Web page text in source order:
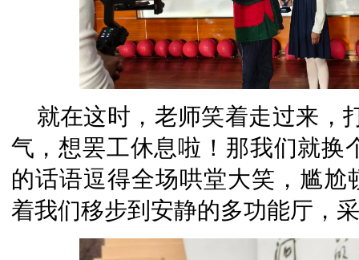
就在这时，老师笑着走过来，
气，想罢工休息啦！那我们就换
的话语逗得全场哄堂大笑，尴
着我们移步到安静的多功能厅，